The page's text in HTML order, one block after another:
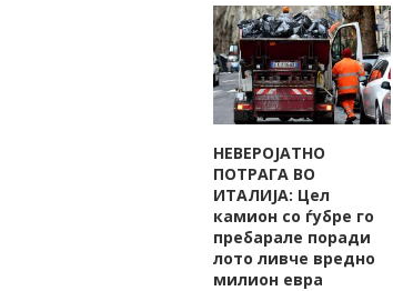
НЕВЕРОЈАТНО
ПОТРАГА ВО
ИТАЛИЈА: Цел
камион со ѓубре го
пребарале поради
лото ливче вредно
милион евра